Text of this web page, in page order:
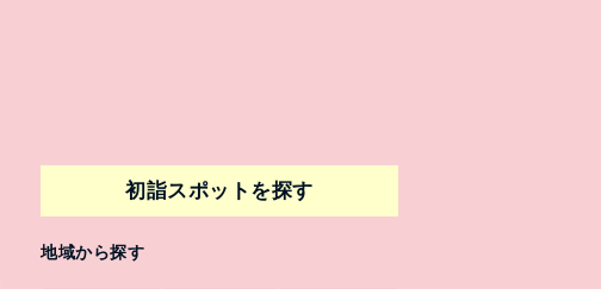
初詣スポットを探す
地域から探す